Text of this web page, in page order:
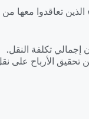
الذين تعاقدوا
تكلفة النقل.
تحقيق الأرباح على